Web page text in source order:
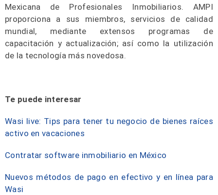
Mexicana de Profesionales Inmobiliarios. AMPI
proporciona a sus miembros, servicios de calidad
mundial, mediante extensos programas de
capacitación y actualización; así como la utilización
de la tecnología más novedosa.
Te puede interesar
Wasi live: Tips para tener tu negocio de bienes raíces
activo en vacaciones
Contratar software inmobiliario en México
Nuevos métodos de pago en efectivo y en línea para
Wasi